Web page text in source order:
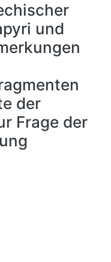
und
der
Frage der